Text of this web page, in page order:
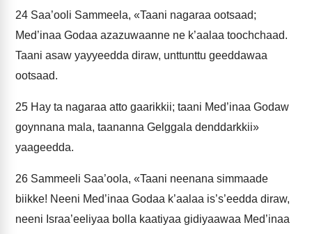
24 Saa’ooli Sammeela, «Taani nagaraa ootsaad;
Med’inaa Godaa azazuwaanne ne k’aalaa toochchaad.
Taani asaw yayyeedda diraw, unttunttu geeddawaa
ootsaad.
25 Hay ta nagaraa atto gaarikkii; taani Med’inaa Godaw
goynnana mala, taananna Gelggala denddarkkii»
yaageedda.
26 Sammeeli Saa’oola, «Taani neenana simmaade
biikke! Neeni Med’inaa Godaa k’aalaa is’s’eedda diraw,
neeni Israa’eeliyaa bolla kaatiyaa gidiyaawaa Med’inaa